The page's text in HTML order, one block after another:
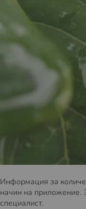
Информация за
начин на приложение.
специалист.